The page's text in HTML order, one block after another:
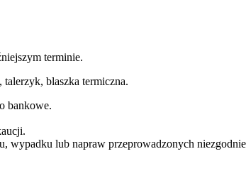
terminie.
blaszka termiczna.
bankowe.
wypadku lub napraw przeprowadzonych